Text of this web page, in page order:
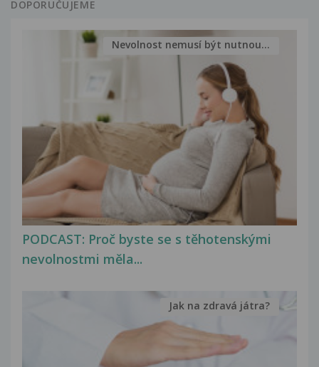
DOPORUČUJEME
PODCAST: Proč byste se s těhotenskými
nevolnostmi měla...
Nevolnost nemusí být nutnou...
Jak na zdravá játra?